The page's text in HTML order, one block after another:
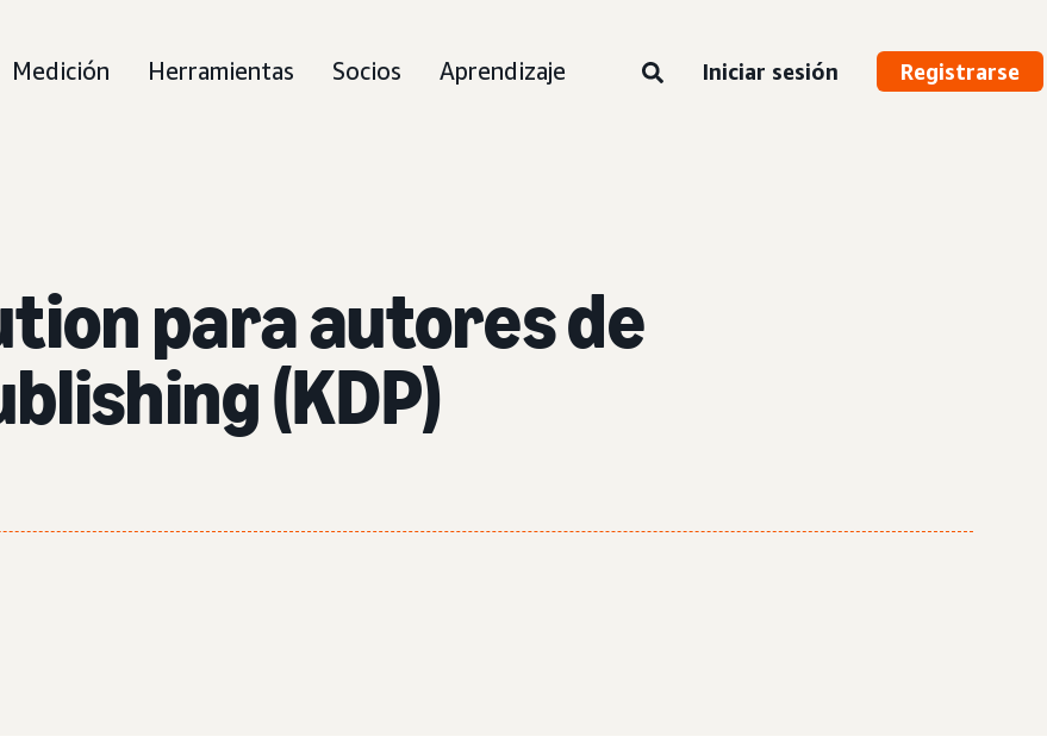
Medición Herramientas Socios Aprendizaje Iniciar sesión Registrarse
para autores de
(KDP)